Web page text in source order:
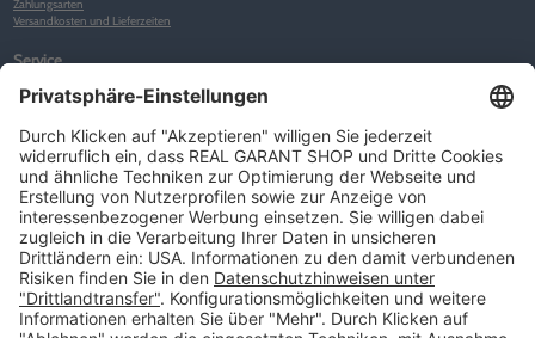
Zahlungsarten
Versandkosten und Lieferzeiten
Service
Warenkorb
Neues Kunden-Konto anlegen
Newsletter
Kontakt
FAQs
Über uns
Kategorien
Betriebsorganisation (52)
Schlüsselorganisation (140)
Reifenorganisation (35)
Werkstattorganisation (166)
Preisauszeichnung und Preisdisplays (35)